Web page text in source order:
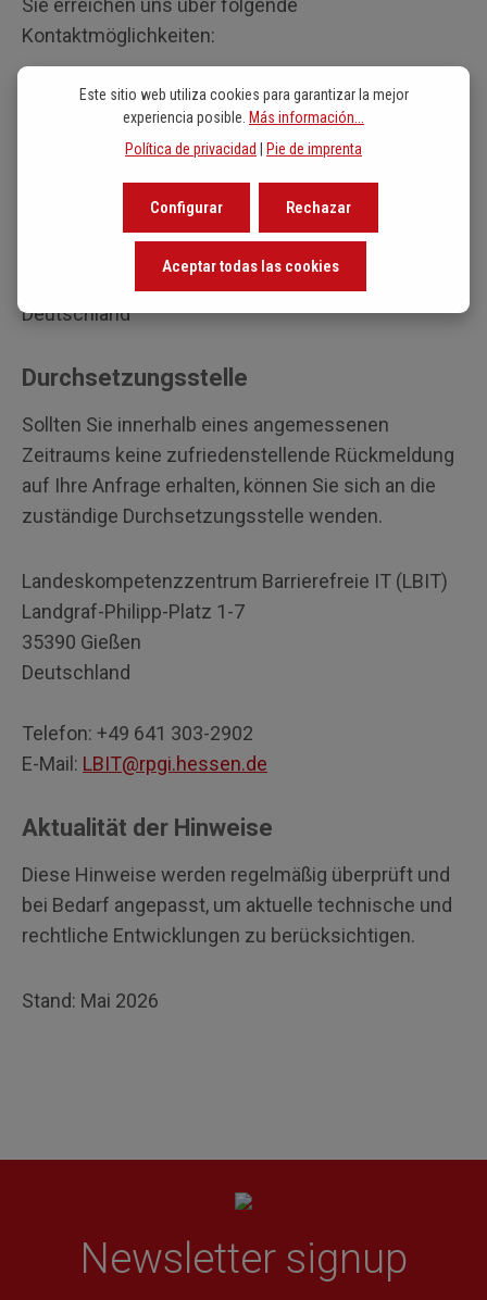
Sie erreichen uns über folgende
Kontaktmöglichkeiten:
E-Mail:info@breitkopf.de
Telefon: (+49) 611 45008-0
Breitkopf & Härtel KG
Deutschland
Durchsetzungsstelle
Sollten Sie innerhalb eines angemessenen
Zeitraums keine zufriedenstellende Rückmeldung
auf Ihre Anfrage erhalten, können Sie sich an die
zuständige Durchsetzungsstelle wenden.
Landeskompetenzzentrum Barrierefreie IT (LBIT)
Landgraf-Philipp-Platz 1-7
35390 Gießen
Deutschland
Telefon: +49 641 303-2902
E-Mail: LBIT@rpgi.hessen.de
Aktualität der Hinweise
Diese Hinweise werden regelmäßig überprüft und
bei Bedarf angepasst, um aktuelle technische und
rechtliche Entwicklungen zu berücksichtigen.
Stand: Mai 2026
Newsletter signup
Este sitio web utiliza cookies para garantizar la mejor
experiencia posible. Más información...
Política de privacidad | Pie de imprenta
Rechazar
Configurar
Aceptar todas las cookies